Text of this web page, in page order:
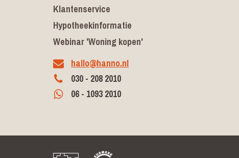
Klantenservice
Hypotheekinformatie
Webinar 'Woning kopen'
hallo@hanno.nl
030 - 208 2010
06 - 1093 2010